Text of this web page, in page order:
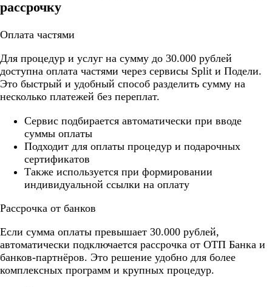
рассрочку
Оплата частями
Для процедур и услуг на сумму до 30.000 рублей
доступна оплата частями через сервисы Split и Подели.
Это быстрый и удобный способ разделить сумму на
несколько платежей без переплат.
Cервис подбирается автоматически при вводе
суммы оплаты
Подходит для оплаты процедур и подарочных
сертификатов
Также используется при формировании
индивидуальной ссылки на оплату
Рассрочка от банков
Если сумма оплаты превышает 30.000 рублей,
автоматически подключается рассрочка от ОТП Банка и
банков-партнёров. Это решение удобно для более
комплексных программ и крупных процедур.